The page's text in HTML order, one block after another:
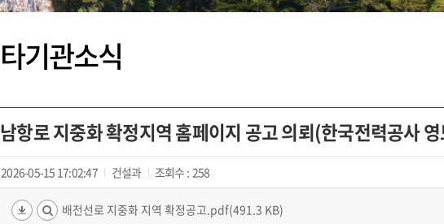
타기관소식
남항로 지중화 확정지역 홈페이지 공고 의뢰(한국전력공사
2026-05-15 17:02:47 건설과 조회수 : 258
배전선로 지중화 지역 확정공고.pdf(491.3 KB)